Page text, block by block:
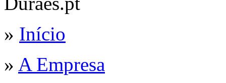
» Início
» A Empresa